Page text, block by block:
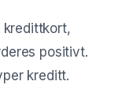
kredittkort,
positivt.
kreditt.